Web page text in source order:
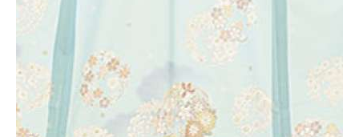
◎１冊ごとのプレゼント包装
すべての１冊がご家族への贈り物と考え、そのまま贈り物にもできるよ
う、どの１冊もプレゼント仕様です。
かわいい水引付きラッピングと専用ダンボール個包装でお届けしていま